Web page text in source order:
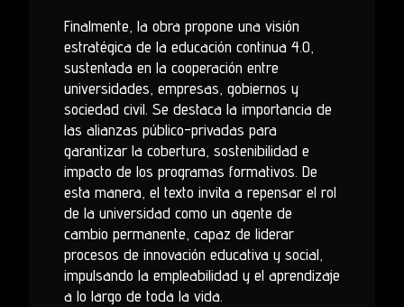
Finalmente, la obra propone una visión
estratégica de la educación continua 4.0,
sustentada en la cooperación entre
universidades, empresas, gobiernos y
sociedad civil. Se destaca la importancia de
las alianzas público-privadas para
garantizar la cobertura, sostenibilidad e
impacto de los programas formativos. De
esta manera, el texto invita a repensar el rol
de la universidad como un agente de
cambio permanente, capaz de liderar
procesos de innovación educativa y social,
impulsando la empleabilidad y el aprendizaje
a lo largo de toda la vida.